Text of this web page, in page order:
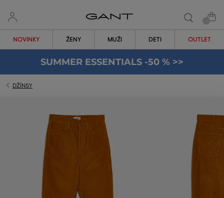
NOVINKY ŽENY MUŽI DETI OUTLET
SUMMER ESSENTIALS -50 % >>
DŽÍNSY